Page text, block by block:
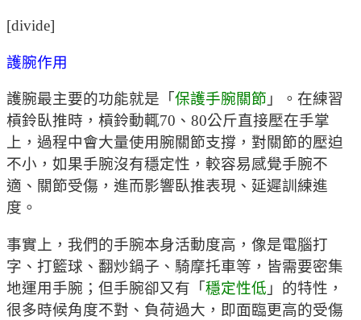
[divide]
護腕作用
護腕最主要的功能就是「 保護手腕關節 」。在練習
槓鈴臥推時，槓鈴動輒70、80公斤直接壓在手掌
上，過程中會大量使用腕關節支撐，對關節的壓迫
不小，如果手腕沒有穩定性，較容易感覺手腕不
適、關節受傷，進而影響臥推表現、延遲訓練進
度。
事實上，我們的手腕本身活動度高，像是電腦打
字、打籃球、翻炒鍋子、騎摩托車等，皆需要密集
地運用手腕；但手腕卻又有「 穩定性低 」的特性，
很多時候角度不對、負荷過大，即面臨更高的受傷